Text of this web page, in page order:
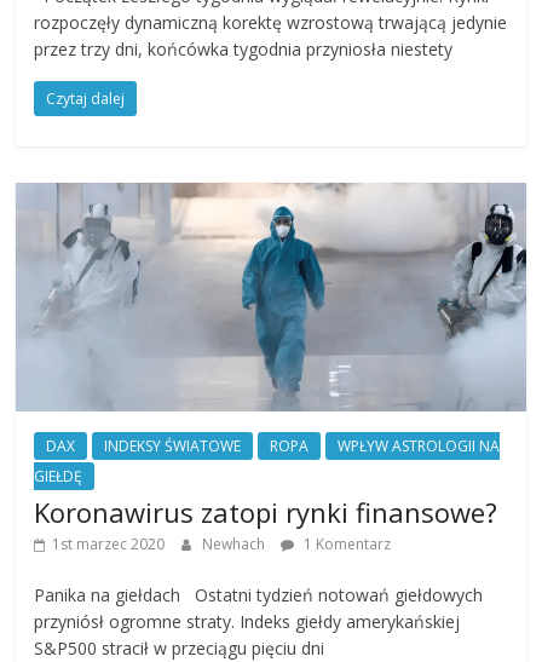
rozpoczęły dynamiczną korektę wzrostową trwającą jedynie
przez trzy dni, końcówka tygodnia przyniosła niestety
Czytaj dalej
DAX INDEKSY ŚWIATOWE ROPA
WPŁYW ASTROLOGII NA
GIEŁDĘ
Koronawirus zatopi rynki finansowe?
1st marzec 2020 Newhach 1 Komentarz
Panika na giełdach Ostatni tydzień notowań giełdowych
przyniósł ogromne straty. Indeks giełdy amerykańskiej
S&P500 stracił w przeciągu pięciu dni